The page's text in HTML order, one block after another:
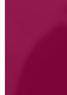
La lotta per
libertà di
su cosa